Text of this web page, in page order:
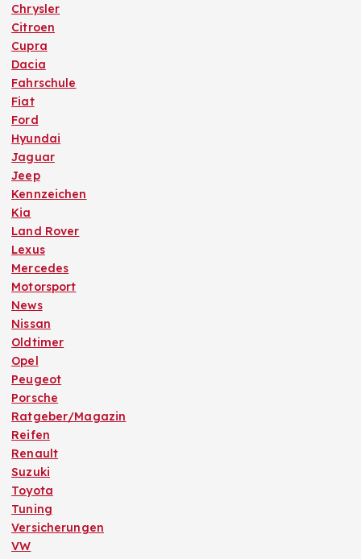
Chrysler
Citroen
Cupra
Dacia
Fahrschule
Fiat
Ford
Hyundai
Jaguar
Jeep
Kennzeichen
Kia
Land Rover
Lexus
Mercedes
Motorsport
News
Nissan
Oldtimer
Opel
Peugeot
Porsche
Ratgeber/Magazin
Reifen
Renault
Suzuki
Toyota
Tuning
Versicherungen
VW